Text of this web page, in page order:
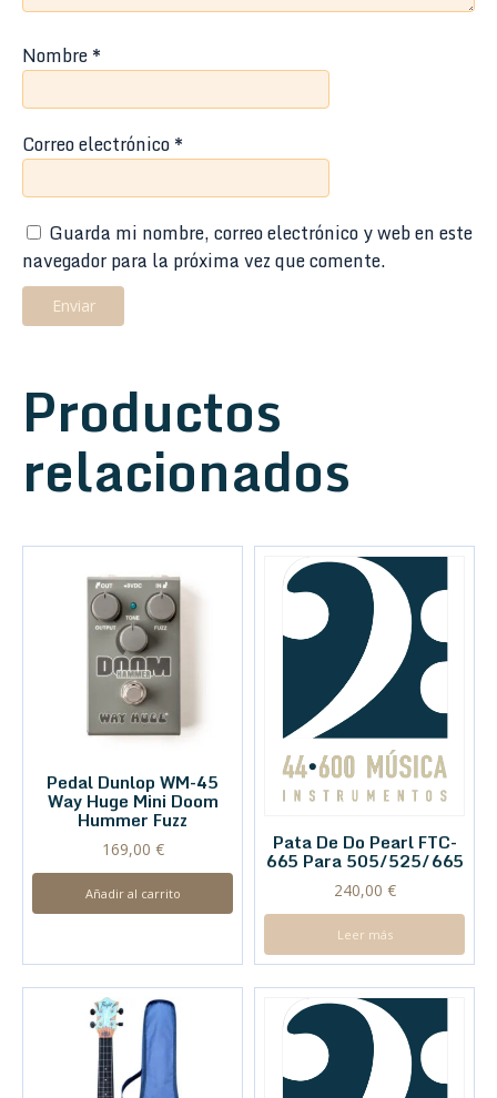
Nombre*
Correo electrónico*
Guarda mi nombre, correo electrónico y web en este
navegador para la próxima vez que comente.
Productos
relacionados
Pedal Dunlop WM-45
Way Huge Mini Doom
Hummer Fuzz
169,00 €
Añadir al carrito
Pata De Do Pearl FTC-
665 Para 505/525/665
240,00 €
Leer más